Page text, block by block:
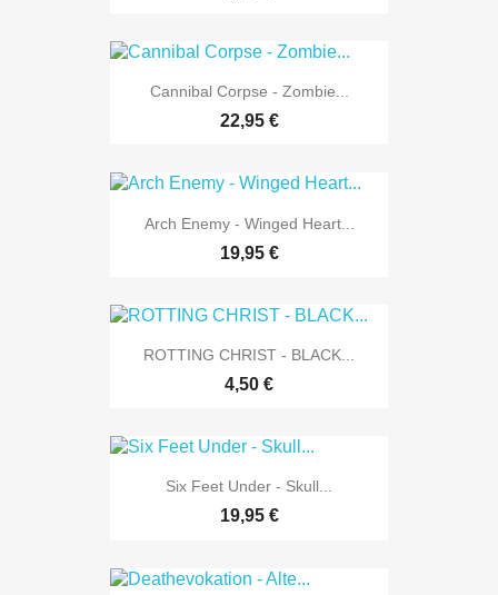
Cannibal Corpse - Zombie...
22,95 €
Arch Enemy - Winged Heart...
19,95 €
ROTTING CHRIST - BLACK...
4,50 €
Six Feet Under - Skull...
19,95 €